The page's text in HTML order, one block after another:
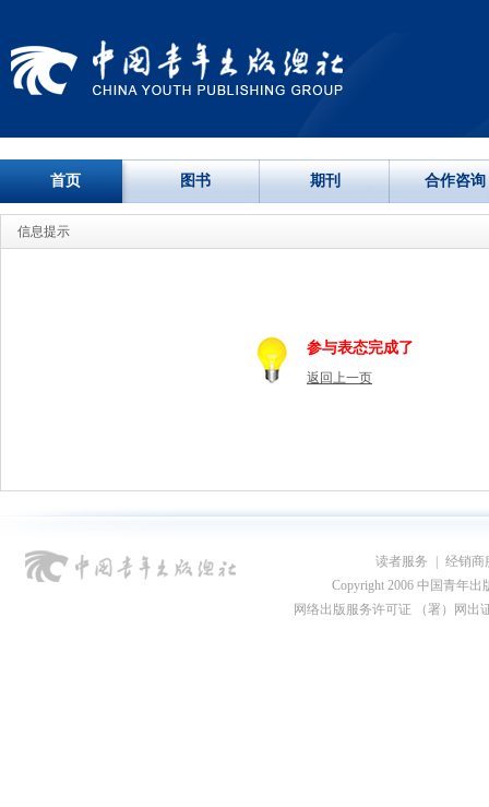
首页 图书 期刊 合作咨询
信息提示
参与表态完成了
返回上一页
读者服务
经销商
Copyright 2006 中国青年出
网络出版服务许可证 （署）网出